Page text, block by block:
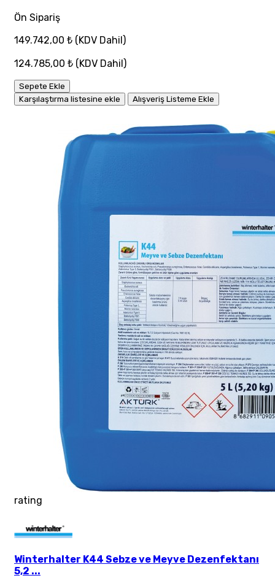
Ön Sipariş
149.742,00 ₺ (KDV Dahil)
124.785,00 ₺ (KDV Dahil)
Sepete Ekle
Karşılaştırma listesine ekle
Alışveriş Listeme Ekle
rating
Winterhalter K44 Sebze ve Meyve Dezenfektanı
5,2 ...